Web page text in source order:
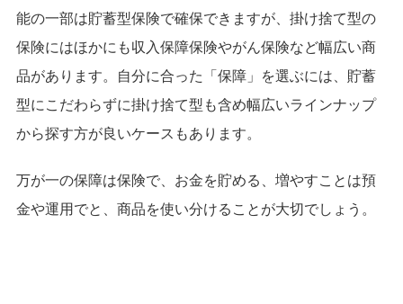
能の一部は貯蓄型保険で確保できますが、掛け捨て型の
保険にはほかにも収入保障保険やがん保険など幅広い商
品があります。自分に合った「保障」を選ぶには、貯蓄
型にこだわらずに掛け捨て型も含め幅広いラインナップ
から探す方が良いケースもあります。
万が一の保障は保険で、お金を貯める、増やすことは預
金や運用でと、商品を使い分けることが大切でしょう。